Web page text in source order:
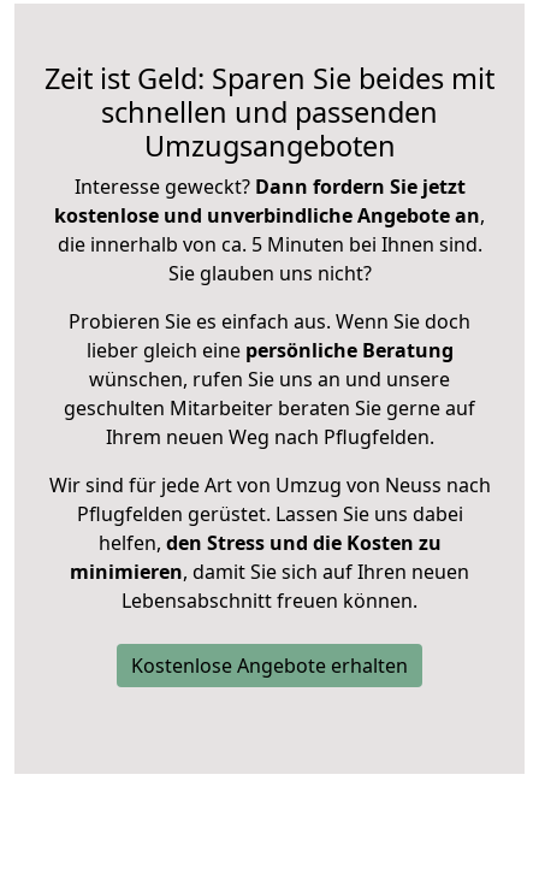
Zeit ist Geld: Sparen Sie beides mit
schnellen und passenden
Umzugsangeboten
Interesse geweckt? Dann fordern Sie jetzt
kostenlose und unverbindliche Angebote an,
die innerhalb von ca. 5 Minuten bei Ihnen sind.
Sie glauben uns nicht?
Probieren Sie es einfach aus. Wenn Sie doch
lieber gleich eine persönliche Beratung
wünschen, rufen Sie uns an und unsere
geschulten Mitarbeiter beraten Sie gerne auf
Ihrem neuen Weg nach Pflugfelden.
Wir sind für jede Art von Umzug von Neuss nach
Pflugfelden gerüstet. Lassen Sie uns dabei
helfen, den Stress und die Kosten zu
minimieren, damit Sie sich auf Ihren neuen
Lebensabschnitt freuen können.
Kostenlose Angebote erhalten